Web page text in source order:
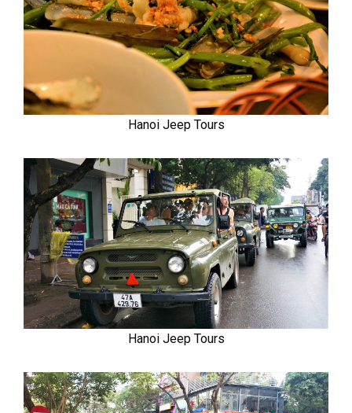
Hanoi Jeep Tours
Hanoi Jeep Tours